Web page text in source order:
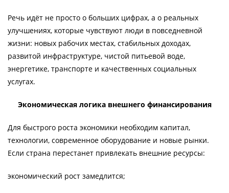
Речь идёт не просто о больших цифрах, а о реальных
улучшениях, которые чувствуют люди в повседневной
жизни: новых рабочих местах, стабильных доходах,
развитой инфраструктуре, чистой питьевой воде,
энергетике, транспорте и качественных социальных
услугах.
Экономическая логика внешнего финансирования
Для быстрого роста экономики необходим капитал,
технологии, современное оборудование и новые рынки.
Если страна перестанет привлекать внешние ресурсы:
экономический рост замедлится;